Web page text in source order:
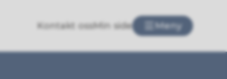
Kontakt ossMin side Meny